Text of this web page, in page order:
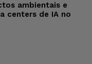
ambientais e
centers de IA no